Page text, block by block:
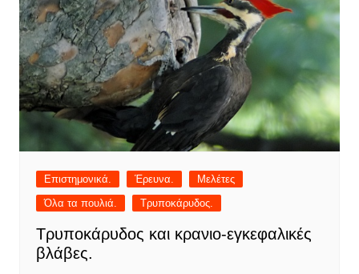
Επιστημονικά. Έρευνα.
Μελέτες
Όλα τα πουλιά.
Τρυποκάρυδος.
Τρυποκάρυδος και κρανιο-εγκεφαλικές
βλάβες.